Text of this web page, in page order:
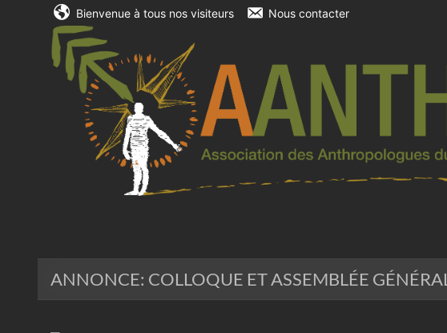
Bienvenue à tous nos visiteurs Nous contacter
Skip
contentAANTHQ
ANNONCE: COLLOQUE ET ASSEMBLÉE